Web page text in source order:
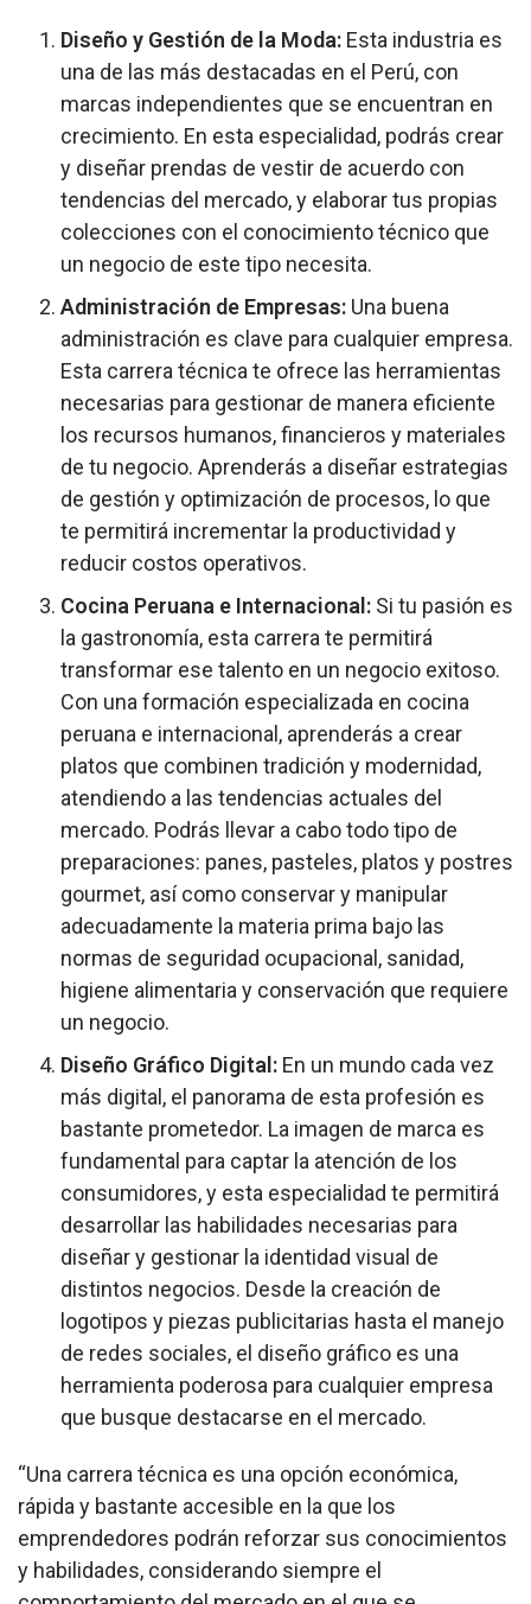
Diseño y Gestión de la Moda: Esta industria es
una de las más destacadas en el Perú, con
marcas independientes que se encuentran en
crecimiento. En esta especialidad, podrás crear
y diseñar prendas de vestir de acuerdo con
tendencias del mercado, y elaborar tus propias
colecciones con el conocimiento técnico que
un negocio de este tipo necesita.
Administración de Empresas: Una buena
administración es clave para cualquier empresa.
Esta carrera técnica te ofrece las herramientas
necesarias para gestionar de manera eficiente
los recursos humanos, financieros y materiales
de tu negocio. Aprenderás a diseñar estrategias
de gestión y optimización de procesos, lo que
te permitirá incrementar la productividad y
reducir costos operativos.
Cocina Peruana e Internacional: Si tu pasión es
la gastronomía, esta carrera te permitirá
transformar ese talento en un negocio exitoso.
Con una formación especializada en cocina
peruana e internacional, aprenderás a crear
platos que combinen tradición y modernidad,
atendiendo a las tendencias actuales del
mercado. Podrás llevar a cabo todo tipo de
preparaciones: panes, pasteles, platos y postres
gourmet, así como conservar y manipular
adecuadamente la materia prima bajo las
normas de seguridad ocupacional, sanidad,
higiene alimentaria y conservación que requiere
un negocio.
Diseño Gráfico Digital: En un mundo cada vez
más digital, el panorama de esta profesión es
bastante prometedor. La imagen de marca es
fundamental para captar la atención de los
consumidores, y esta especialidad te permitirá
desarrollar las habilidades necesarias para
diseñar y gestionar la identidad visual de
distintos negocios. Desde la creación de
logotipos y piezas publicitarias hasta el manejo
de redes sociales, el diseño gráfico es una
herramienta poderosa para cualquier empresa
que busque destacarse en el mercado.
“Una carrera técnica es una opción económica,
rápida y bastante accesible en la que los
emprendedores podrán reforzar sus conocimientos
y habilidades, considerando siempre el